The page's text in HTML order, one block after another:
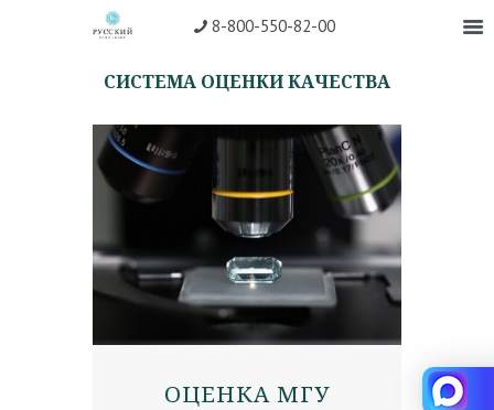
8-800-550-82-00
СИСТЕМА ОЦЕНКИ КАЧЕСТВА
ОЦЕНКА МГУ